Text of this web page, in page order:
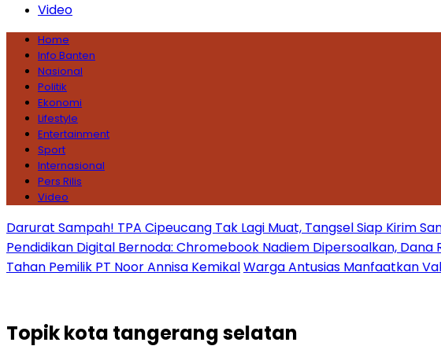
Video
Home
Info Banten
Nasional
Politik
Ekonomi
Lifestyle
Entertainment
Sport
Internasional
Pers Rilis
Video
Darurat Sampah! TPA Cipeucang Tak Lagi Muat, Tangsel Siap Kirim
Pendidikan Digital Bernoda: Chromebook Nadiem Dipersoalkan, Dana
Tahan Pemilik PT Noor Annisa KemikalWarga Antusias Manfaatkan
Topikkota tangerang selatan